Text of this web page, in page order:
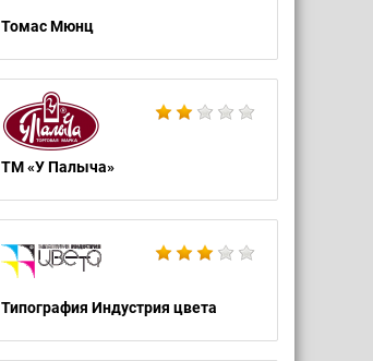
Томас Мюнц
ТМ «У Палыча»
Типография Индустрия цвета